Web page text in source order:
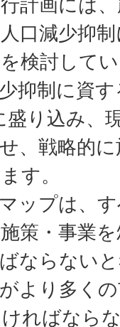
計画には
口減少抑
検討して
抑制に資
盛り込み、
、戦略的
す。
ップは、
策・事業
ならない
より多く
ればなら